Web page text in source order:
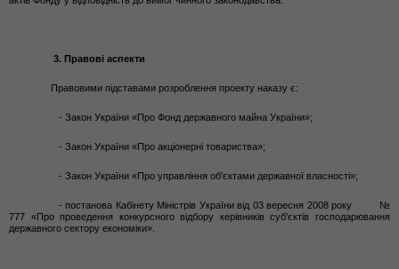
3. Правові аспекти
Правовими підставами розроблення проекту наказу є:
- Закон України «Про Фонд державного майна України»;
- Закон України «Про акціонерні товариства»;
- Закон України «Про управління об’єктами державної власності»;
- постанова Кабінету Міністрів України від 03 вересня 2008 року №
777 «Про проведення конкурсного відбору керівників суб’єктів господарювання
державного сектору економіки».